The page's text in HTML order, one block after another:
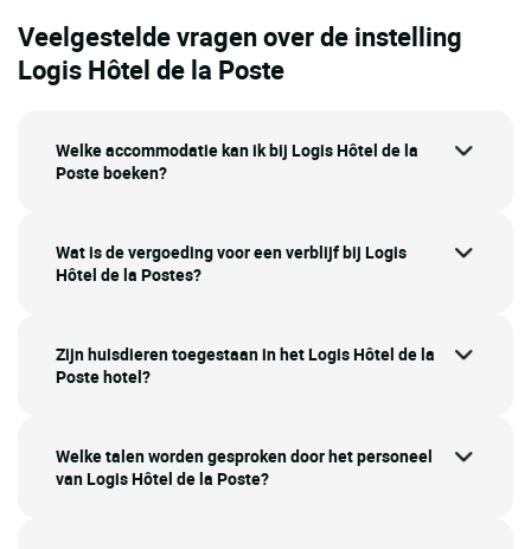
Veelgestelde vragen over de instelling
Logis Hôtel de la Poste
Welke accommodatie kan ik bij Logis Hôtel de la
Poste boeken?
Wat is de vergoeding voor een verblijf bij Logis
Hôtel de la Postes?
Zijn huisdieren toegestaan in het Logis Hôtel de la
Poste hotel?
Welke talen worden gesproken door het personeel
van Logis Hôtel de la Poste?